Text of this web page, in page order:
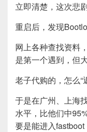
立即清楚，这次悲剧
重启后，发现
网上各种查找资料
是第一个遇到，但
老子代购的，怎么“
于是在广州、上海
水平，比他们中
要是能进入fastboot